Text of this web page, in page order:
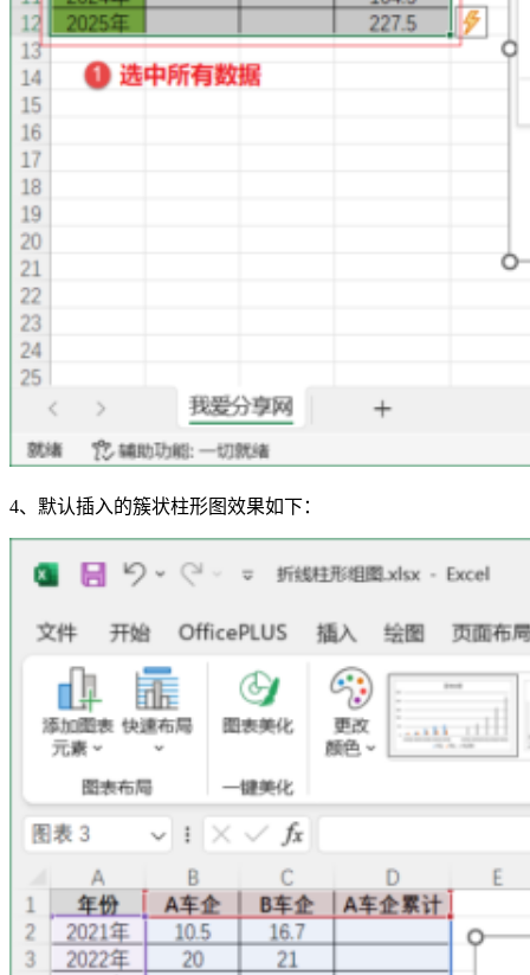
4、默认插入的簇状柱形图效果如下：